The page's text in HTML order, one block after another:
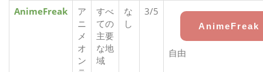
AnimeFreak
ア
ニ
メ
オ
ン
すべ
ての
主要
な地
域
な
し
3/5
AnimeFreak
自由